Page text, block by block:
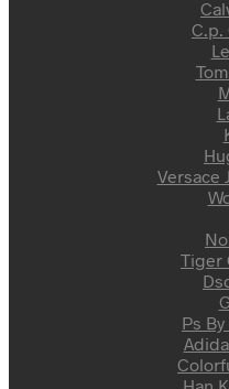
C.p.
Versace
Tiger
Ps